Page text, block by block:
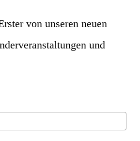
von unseren neuen
und